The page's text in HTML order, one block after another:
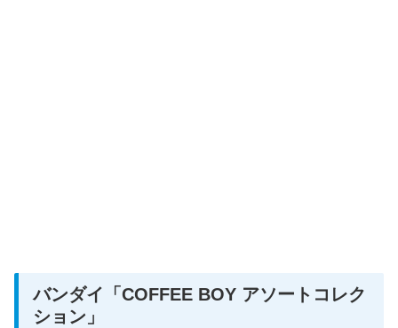
バンダイ 「COFFEE BOY アソートコレク
ション」